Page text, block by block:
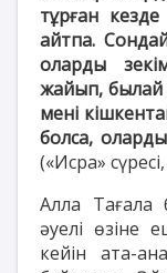
тұрған
айтпа.
оларды
жайып, былай
мені
болса,
(«Исра»
Алла Тағала
әуелі өзіне
кейін ата-